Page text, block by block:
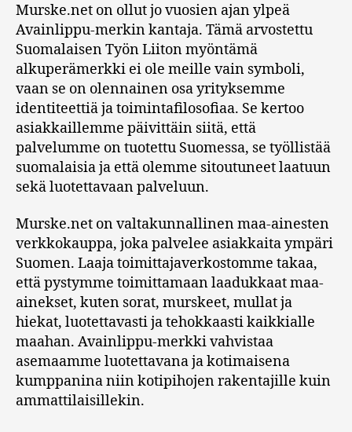
Murske.net on ollut jo vuosien ajan ylpeä
Avainlippu-merkin kantaja. Tämä arvostettu
Suomalaisen Työn Liiton myöntämä
alkuperämerkki ei ole meille vain symboli,
vaan se on olennainen osa yrityksemme
identiteettiä ja toimintafilosofiaa. Se kertoo
asiakkaillemme päivittäin siitä, että
palvelumme on tuotettu Suomessa, se työllistää
suomalaisia ja että olemme sitoutuneet laatuun
sekä luotettavaan palveluun.
Murske.net on valtakunnallinen maa-ainesten
verkkokauppa, joka palvelee asiakkaita ympäri
Suomen. Laaja toimittajaverkostomme takaa,
että pystymme toimittamaan laadukkaat maa-
ainekset, kuten sorat, murskeet, mullat ja
hiekat, luotettavasti ja tehokkaasti kaikkialle
maahan. Avainlippu-merkki vahvistaa
asemaamme luotettavana ja kotimaisena
kumppanina niin kotipihojen rakentajille kuin
ammattilaisillekin.